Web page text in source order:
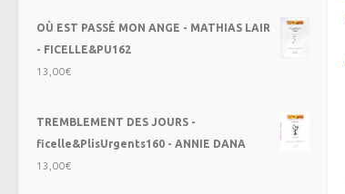
OÙ EST PASSÉ MON ANGE - MATHIAS LAIR
- FICELLE&PU162
13,00€
TREMBLEMENT DES JOURS -
ficelle&PlisUrgents160 - ANNIE DANA
13,00€